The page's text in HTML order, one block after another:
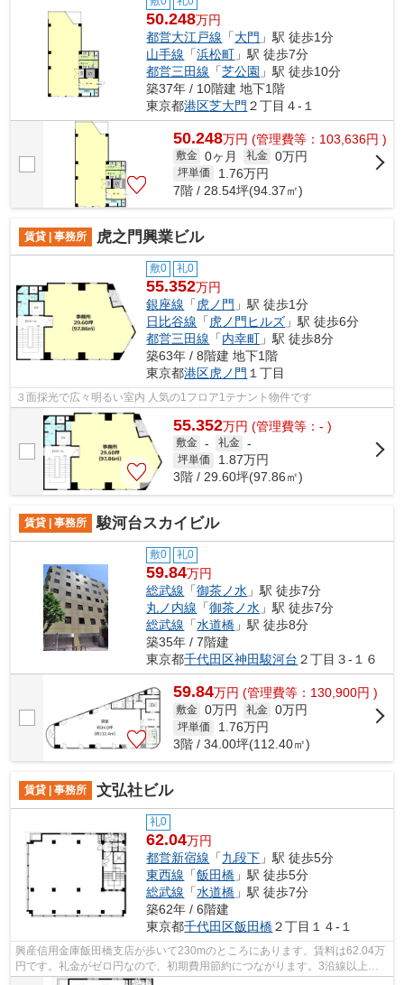
50.248万円
都営大江戸線 「大門 」駅 徒歩1分
山手線 「浜松町 」駅 徒歩7分
都営三田線 「芝公園 」駅 徒歩10分
築37年 / 10階建 地下1階
東京都港区芝大門 ２丁目４-１
50.248万円 (管理費等：103,636円 )
敷金 0ヶ月 礼金 0万円
坪単価 1.76万円
7階 / 28.54坪(94.37㎡)
賃貸 | 事務所 虎之門興業ビル
敷0 礼0
55.352万円
銀座線 「 虎ノ門 」駅 徒歩1分
日比谷線 「 虎ノ門ヒルズ 」駅 徒歩6分
都営三田線 「内幸町 」駅 徒歩8分
築63年 / 8階建 地下1階
東京都港区虎ノ門 １丁目
３面採光で広々明るい室内 人気の1フロア1テナント物件です
55.352万円 (管理費等：- )
敷金 - 礼金 -
坪単価 1.87万円
3階 / 29.60坪(97.86㎡)
賃貸 | 事務所 駿河台スカイビル
敷0 礼0
59.84万円
総武線 「御茶ノ水 」駅 徒歩7分
丸ノ内線 「御茶ノ水 」駅 徒歩7分
総武線 「水道橋 」駅 徒歩8分
築35年 / 7階建
東京都千代田区神田駿河台 ２丁目３-１６
59.84万円 (管理費等：130,900円 )
敷金 0万円 礼金 0万円
坪単価 1.76万円
3階 / 34.00坪(112.40㎡)
賃貸 | 事務所 文弘社ビル
礼0
62.04万円
都営新宿線 「九段下 」駅 徒歩5分
東西線 「飯田橋 」駅 徒歩5分
総武線 「水道橋 」駅 徒歩7分
築62年 / 6階建
東京都千代田区飯田橋２丁目１４-１
興産信用金庫飯田橋支店が歩いて230mのところにあります。賃料は62.04万
円です。礼金がゼロ円なので、初期費用節約につながります。3沿線以上利
用可で、アクセスの良さが魅力の立地で...